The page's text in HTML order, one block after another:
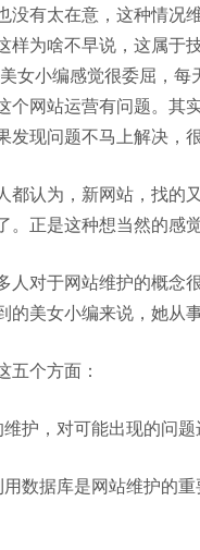
没有太在意，这种情况
样为啥不早说，这属于
小编感觉很委屈，每
个网站运营有问题。其
现问题不马上解决，
都认为，新网站，找的
正是这种想当然的感
人对于网站维护的概念
美女小编来说，她从
五个方面：
护，对可能出现的问
数据库是网站维护的